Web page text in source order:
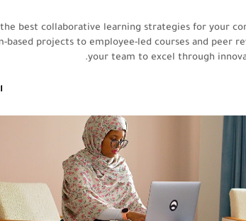
best collaborative learning strategies for your
based projects to employee-led courses and peer
your team to excel through